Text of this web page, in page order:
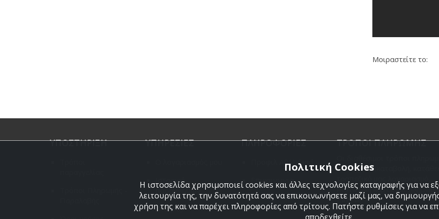
Μοιραστείτε το:
ΥΠΟΣΤΗΡΙΞΗ ΥΠΗΡΕΣΙΕΣ
Ιστορικό
παραγγελιών
Site map
ΠΛΗΡΟΦΟΡΙΕΣ
Προφιλ ARMYland
Επικοινωνια
ΤΡΟΠΟΙ ΠΛΗΡΩΜΗΣ
είναι η Αντικαταβολή,
πιστωτική κάρτα και
PayPal.
Πολιτική Cookies
Η ιστοσελίδα χρησιμοποιεί cookies και άλλες τεχνολογίες καταγραφής για να
λειτουργία της, την δυνατότητά σας να επικοινωνήσετε μαζί μας, να
χρήση της και να παρέχει πληροφορίες από τρίτους. Πατήστε ρυθμίσεις για να
αποδεχθείτε.